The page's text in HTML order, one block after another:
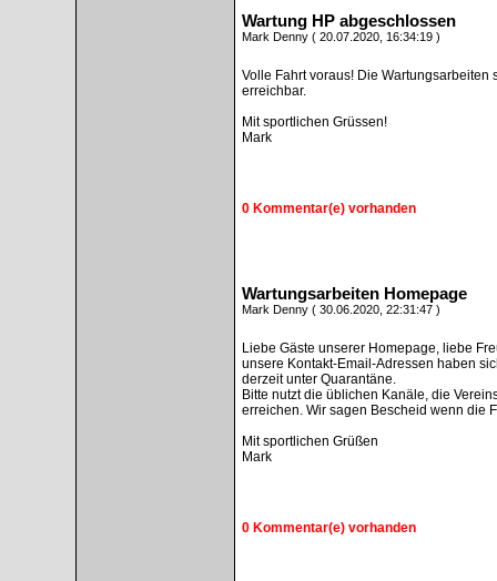
Wartung HP abgeschlossen
Mark Denny ( 20.07.2020, 16:34:19 )
Volle Fahrt voraus! Die
erreichbar.
Mit sportlichen Grüssen!
Mark
0 Kommentar(e) vorhanden
Wartungsarbeiten Homepage
Mark Denny ( 30.06.2020, 22:31:47 )
Liebe Gäste unserer Homepage, liebe
unsere Kontakt-Email-Adressen haben
derzeit unter Quarantäne.
Bitte nutzt die üblichen Kanäle, die
erreichen. Wir sagen Bescheid wenn die
Mit sportlichen Grüßen
Mark
0 Kommentar(e) vorhanden